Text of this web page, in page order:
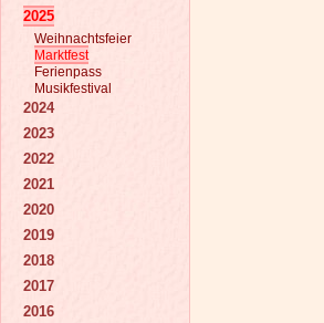
2025
Weihnachtsfeier
Marktfest
Ferienpass
Musikfestival
2024
2023
2022
2021
2020
2019
2018
2017
2016